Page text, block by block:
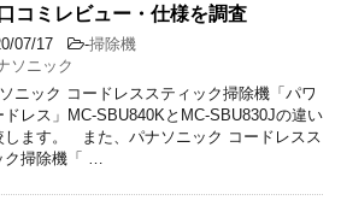
コミレビュー・仕様を調査
07/17 -掃除機
ソニック
ニック コードレススティック掃除機「パワ
ドレス」MC-SBU840KとMC-SBU830Jの違い
します。 また、パナソニック コードレスス
ク掃除機「 …